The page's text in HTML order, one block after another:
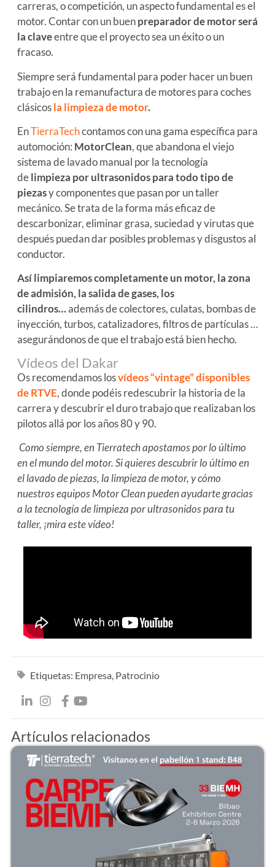
carreras, o competición, un aspecto fundamental es el
motor. Contar con un buenpreparador de motor será
la claveentre que el proyecto sea un éxito o un
fracaso.
Siempre será fundamental para poder hacer un buen
trabajo en la remanufactura de motores para coches
clásicosla limpieza de motor.
EnTierraTechcontamos con una gama específica para
automoción: MotorClean, que abandona el viejo
sistema de lavado manual por la tecnología
delimpieza por ultrasonidos para todo tipo de
piezasy componentes que pasan por un taller
mecánico. Se trata de la forma más eficaz de
descarbonizar, eliminar grasa, suciedad y virutas que
después puedan dar posibles problemas y disgustos al
conductor.
Así limpiaremos completamente un motor, la zona
de admisión, la salida de gases, los
cilindros…además de colectores, culatas, bombas de
inyección, turbos, catalizadores, filtros de partículas …
asegurándonos de que el trabajo está bien hecho.
Vídeos del Dakar
Os recomendamos losvídeos “vintage” disponibles
de RTVE, donde podéis redescubrir la historia de la
carrera y descubrir el duro trabajo que realizaban los
pilotos allá por los años 80 y 90.
Como siempre, en Tierratech apostamos por lo último
en el mundo del motor. Si quieres descubrir lo último en
el lavado de piezas, la limpieza de motor, y cómo
nuestros equipos Motor Clean pueden ayudarte gracias
a la tecnología de limpieza por ultrasonidos para tu
taller, ¡mira este vídeo!
Etiquetas: Empresa, Patrocinio
Artículos relacionados